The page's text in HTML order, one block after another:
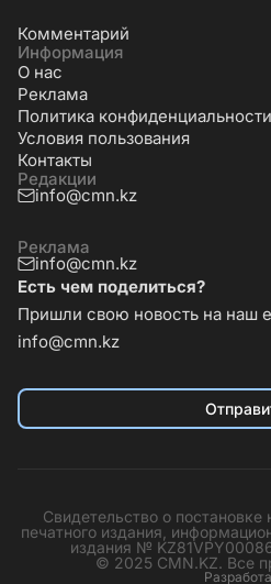
Комментарий
Информация
О нас
Реклама
Политика конфиденциальности
Условия пользования
Контакты
Редакции
info@cmn.kz
Реклама
info@cmn.kz
Есть чем поделиться?
Пришли свою новость на наш
info@cmn.kz
Свидетельство о постановке
печатного издания,
издания №
© 2025 CMN.KZ. Все